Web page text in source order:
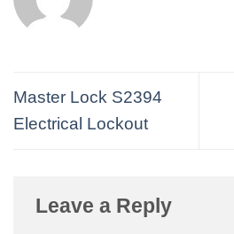
Master Lock S2394
Electrical Lockout
Leave a Reply